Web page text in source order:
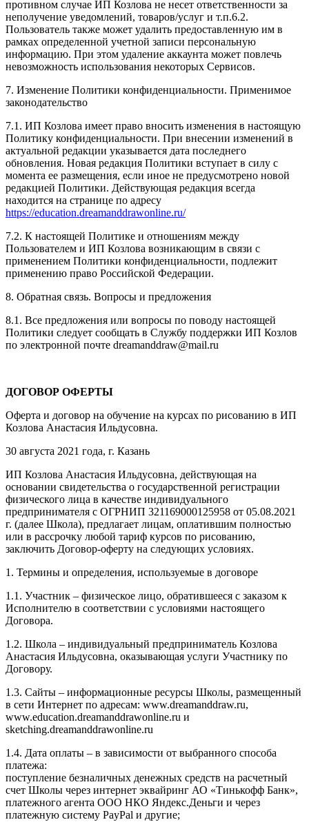
противном случае ИП Козлова не несет ответственности за
неполучение уведомлений, товаров/услуг и т.п.6.2.
Пользователь также может удалить предоставленную им в
рамках определенной учетной записи персональную
информацию. При этом удаление аккаунта может повлечь
невозможность использования некоторых Сервисов.
7. Изменение Политики конфиденциальности. Применимое
законодательство
7.1. ИП Козлова имеет право вносить изменения в настоящую
Политику конфиденциальности. При внесении изменений в
актуальной редакции указывается дата последнего
обновления. Новая редакция Политики вступает в силу с
момента ее размещения, если иное не предусмотрено новой
редакцией Политики. Действующая редакция всегда
находится на странице по адресу
https://education.dreamanddrawonline.ru/
7.2. К настоящей Политике и отношениям между
Пользователем и ИП Козлова возникающим в связи с
применением Политики конфиденциальности, подлежит
применению право Российской Федерации.
8. Обратная связь. Вопросы и предложения
8.1. Все предложения или вопросы по поводу настоящей
Политики следует сообщать в Службу поддержки ИП Козлов
по электронной почте dreamanddraw@mail.ru
ДОГОВОР ОФЕРТЫ
Оферта и договор на обучение на курсах по рисованию в ИП
Козлова Анастасия Ильдусовна.
30 августа 2021 года, г. Казань
ИП Козлова Анастасия Ильдусовна, действующая на
основании свидетельства о государственной регистрации
физического лица в качестве индивидуального
предпринимателя с ОГРНИП 321169000125958 от 05.08.2021
г. (далее Школа), предлагает лицам, оплатившим полностью
или в рассрочку любой тариф курсов по рисованию,
заключить Договор-оферту на следующих условиях.
1. Термины и определения, используемые в договоре
1.1. Участник – физическое лицо, обратившееся с заказом к
Исполнителю в соответствии с условиями настоящего
Договора.
1.2. Школа – индивидуальный предприниматель Козлова
Анастасия Ильдусовна, оказывающая услуги Участнику по
Договору.
1.3. Сайты – информационные ресурсы Школы, размещенный
в сети Интернет по адресам: www.dreamanddraw.ru,
www.education.dreamanddrawonline.ru и
sketching.dreamanddrawonline.ru
1.4. Дата оплаты – в зависимости от выбранного способа
платежа:
поступление безналичных денежных средств на расчетный
счет Школы через интернет эквайринг АО «Тинькофф Банк»,
платежного агента ООО НКО Яндекс.Деньги и через
платежную систему PayPal и другие;